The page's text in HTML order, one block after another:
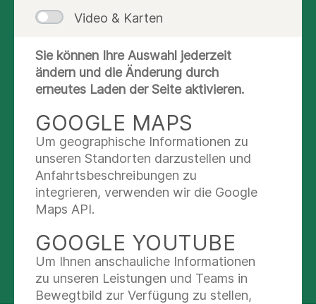
KONTAKT UND AUSKUNFT
(040) 3986-0239
(040) 3986-0211
Abteilungen
Video & Karten
Sie können Ihre Auswahl jederzeit
ändern und die Änderung durch
erneutes Laden der Seite aktivieren.
GOOGLE MAPS
Um geographische Informationen zu
unseren Standorten darzustellen und
Anfahrtsbeschreibungen zu
integrieren, verwenden wir die Google
Maps API.
GOOGLE YOUTUBE
Um Ihnen anschauliche Informationen
zu unseren Leistungen und Teams in
Bewegtbild zur Verfügung zu stellen,